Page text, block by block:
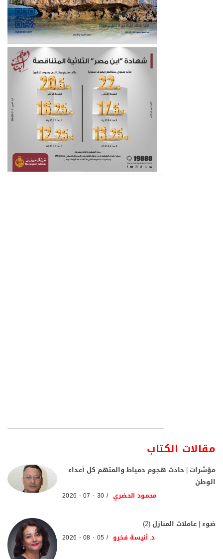
مقالات الكتاب
مؤشرات | حادث هجوم دمياط والمتهم كل أعداء
الوطن
محمود الحضري 30 - 07 - 2026
ضوء | عاملات المنازل (2)
د. أنيسة فخرو 05 - 08 - 2026